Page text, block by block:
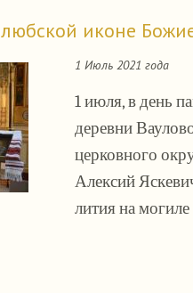
иконе
1 Июль 2021 года
1 июля, в день
деревни
церковного
Алексий
лития на